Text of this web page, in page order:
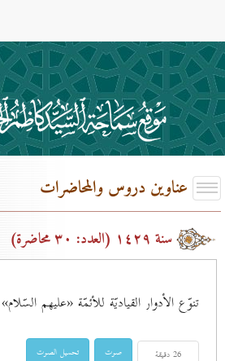
عناوين دروس والمحاضرات
سنة ۱٤۲۹ (العدد: ۳٠ محاضرة)
تنوّع الأدوار القياديّة للأئمّة «عليهم السّلام»